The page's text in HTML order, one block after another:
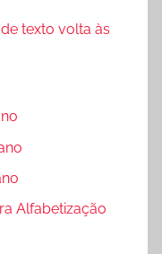
texto volta às
Alfabetização